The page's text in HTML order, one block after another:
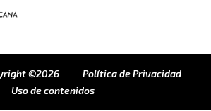
©2026
Política de Privacidad
Uso de contenidos